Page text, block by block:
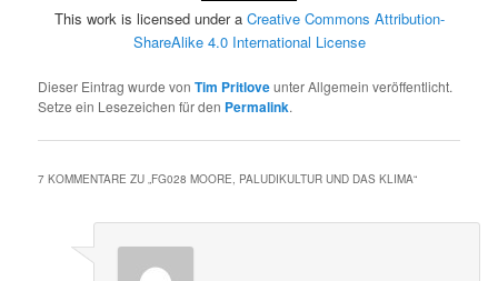
This work is licensed under a Creative Commons Attribution-
ShareAlike 4.0 International License
Dieser Eintrag wurde vonTim Pritloveunter Allgemein veröffentlicht.
Setze ein Lesezeichen für den Permalink.
7 KOMMENTARE ZU „FG028 MOORE, PALUDIKULTUR UND DAS KLIMA“